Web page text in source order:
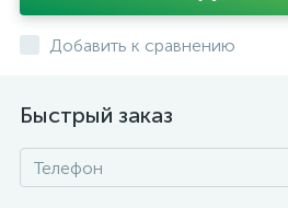
Добавить к сравнению
Быстрый заказ